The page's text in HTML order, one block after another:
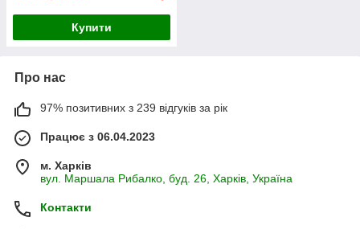
Купити
Про нас
97% позитивних з 239 відгуків за рік
Працює з 06.04.2023
м. Харків
вул. Маршала Рибалко, буд. 26, Харків, Україна
Контакти